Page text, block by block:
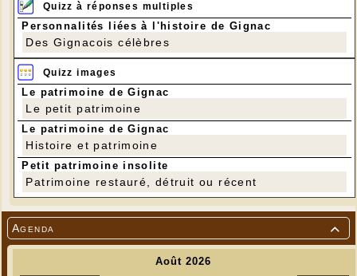

Agenda
Quizz à réponses multiples
Personnalités liées à l'histoire de Gignac
Des Gignacois célèbres
Quizz images
Le patrimoine de Gignac
Le petit patrimoine
Le patrimoine de Gignac
Histoire et patrimoine
Petit patrimoine insolite
Patrimoine restauré, détruit ou récent